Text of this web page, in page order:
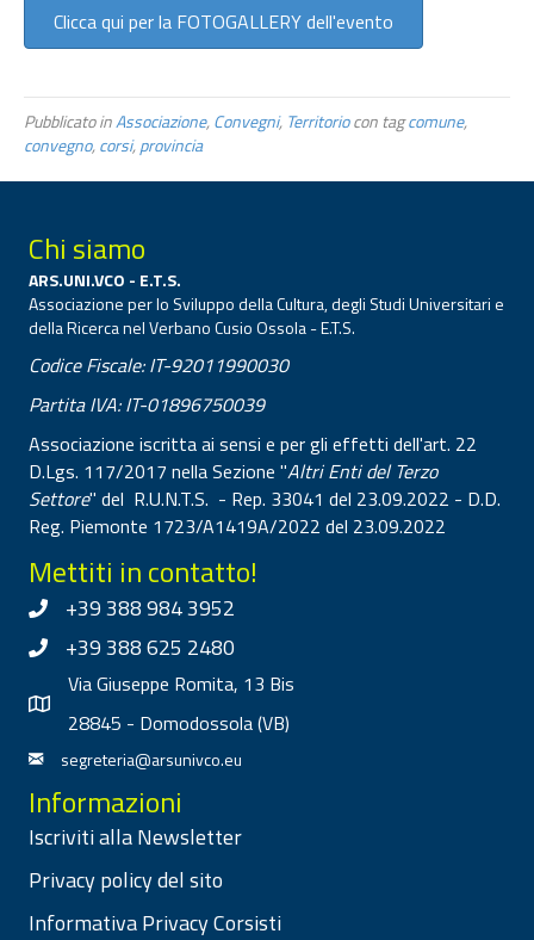
Clicca qui per la FOTOGALLERY dell'evento
Pubblicato inAssociazione,Convegni, Territoriocon tagcomune,
convegno,corsi,provincia
Chi siamo
ARS.UNI.VCO - E.T.S.
Associazione per lo Sviluppo della Cultura, degli Studi Universitari e
della Ricerca nel Verbano Cusio Ossola - E.T.S.
Codice Fiscale: IT-92011990030
Partita IVA: IT-01896750039
Associazione iscritta ai sensi e per gli effetti dell'art. 22
D.Lgs. 117/2017 nella Sezione "Altri Enti del Terzo
Settore" del R.U.N.T.S. - Rep. 33041 del 23.09.2022 - D.D.
Reg. Piemonte 1723/A1419A/2022 del 23.09.2022
Mettiti in contatto!
+39 388 984 3952
+39 388 625 2480
Via Giuseppe Romita, 13 Bis
28845 - Domodossola (VB)
segreteria@arsunivco.eu
Informazioni
Iscriviti alla Newsletter
Privacy policy del sito
Informativa Privacy Corsisti